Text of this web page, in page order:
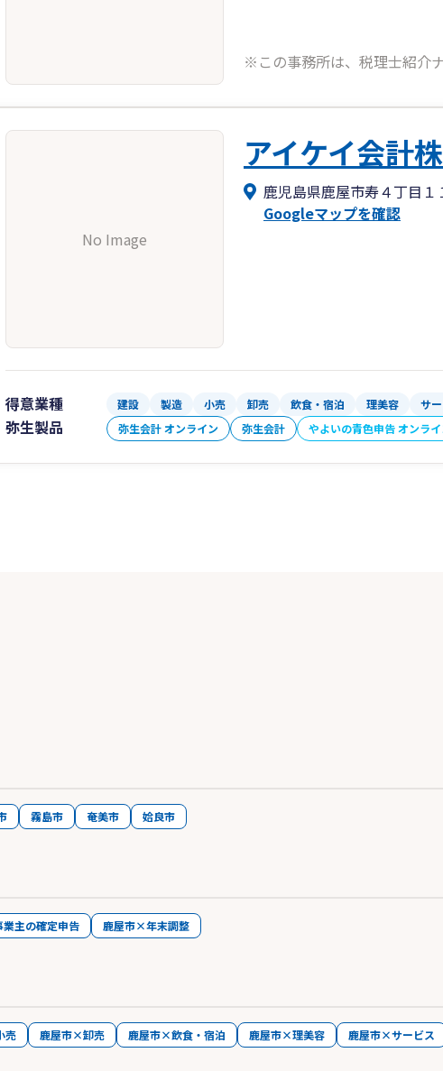
※この事務所は、税理士紹介
No Image
アイケイ会計
鹿児島県鹿屋市寿４丁目１
Googleマップを確認
得意業種 建設 製造 小売 卸売 飲食・宿泊 理美容 サ
弥生製品 弥生会計 オンライン 弥生会計 やよいの青色申告 オンラ
霧島市 奄美市 姶良市
主の確定申告 鹿屋市×年末調整
売 鹿屋市×卸売 鹿屋市×飲食・宿泊 鹿屋市×理美容 鹿屋市×サービス